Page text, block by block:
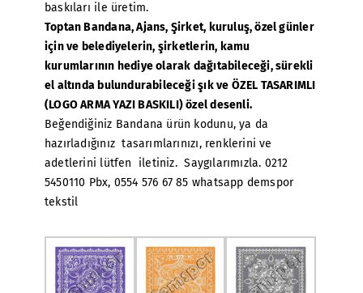
baskıları ile üretim.
Toptan Bandana, Ajans, Şirket, kuruluş, özel günler
için ve belediyelerin, şirketlerin, kamu
kurumlarının hediye olarak dağıtabileceği, sürekli
el altında bulundurabileceği şık ve ÖZEL TASARIMLI
(LOGO ARMA YAZI BASKILI) özel desenli.
Beğendiğiniz Bandana ürün kodunu, ya da
hazırladığınız tasarımlarınızı, renklerini ve
adetlerini lütfen iletiniz. Saygılarımızla. 0212
5450110 Pbx, 0554 576 67 85 whatsapp demspor
tekstil